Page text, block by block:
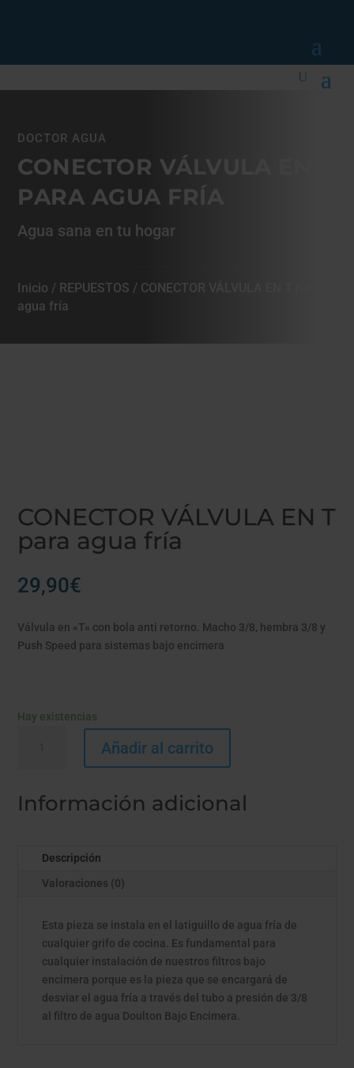
DOCTOR AGUA
CONECTOR VÁLVULA EN T
PARA AGUA FRÍA
Agua sana en tu hogar
Inicio / REPUESTOS / CONECTOR VÁLVULA EN T para
agua fría
CONECTOR VÁLVULA EN T
para agua fría
29,90€
Válvula en «T» con bola anti retorno. Macho 3/8, hembra 3/8 y
Push Speed para sistemas bajo encimera
Hay existencias
para
cantidad
Añadir al carrito
Información adicional
Descripción
Valoraciones (0)
Esta pieza se instala en el latiguillo de agua fría de
cualquier grifo de cocina. Es fundamental para
cualquier instalación de nuestros filtros bajo
encimera porque es la pieza que se encargará de
desviar el agua fría a través del tubo a presión de 3/8
al filtro de agua Doulton Bajo Encimera.